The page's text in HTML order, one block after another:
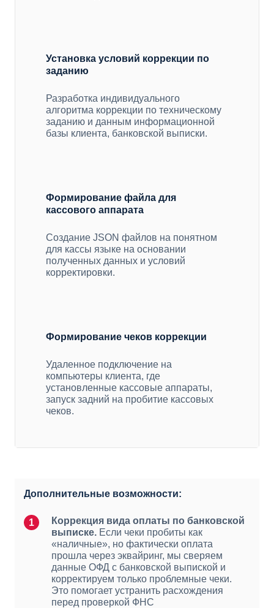
Установка условий коррекции по
заданию
Разработка индивидуального
алгоритма коррекции по техническому
заданию и данным информационной
базы клиента, банковской выписки.
Формирование файла для
кассового аппарата
Создание JSON файлов на понятном
для кассы языке на основании
полученных данных и условий
корректировки.
Формирование чеков коррекции
Удаленное подключение на
компьютеры клиента, где
установленные кассовые аппараты,
запуск задний на пробитие кассовых
чеков.
Дополнительные возможности:
Коррекция вида оплаты по банковской
выписке. Если чеки пробиты как
«наличные», но фактически оплата
прошла через эквайринг, мы сверяем
данные ОФД с банковской выпиской и
корректируем только проблемные чеки.
Это помогает устранить расхождения
перед проверкой ФНС